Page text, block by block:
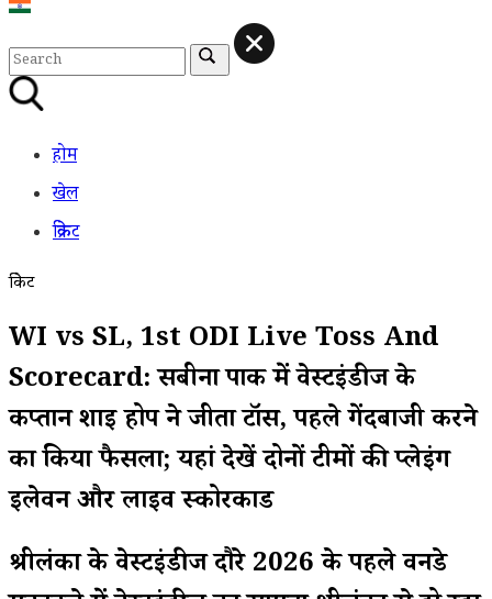
होम
खेल
क्रिकेट
क्रिकेट
WI vs SL, 1st ODI Live Toss And
Scorecard: सबीना पार्क में वेस्टइंडीज के
कप्तान शाई होप ने जीता टॉस, पहले गेंदबाजी करने
का किया फैसला; यहां देखें दोनों टीमों की प्लेइंग
इलेवन और लाइव स्कोरकार्ड
श्रीलंका के वेस्टइंडीज दौरे 2026 के पहले वनडे